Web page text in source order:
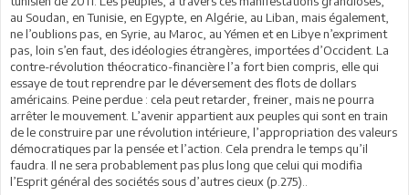
au Soudan, en Tunisie, en Egypte, en Algérie, au Liban, mais également,
ne l’oublions pas, en Syrie, au Maroc, au Yémen et en Libye n’expriment
pas, loin s’en faut, des idéologies étrangères, importées d’Occident. La
contre-révolution théocratico-financière l’a fort bien compris, elle qui
essaye de tout reprendre par le déversement des flots de dollars
américains. Peine perdue : cela peut retarder, freiner, mais ne pourra
arrêter le mouvement. L’avenir appartient aux peuples qui sont en train
de le construire par une révolution intérieure, l’appropriation des valeurs
démocratiques par la pensée et l’action. Cela prendra le temps qu’il
faudra. Il ne sera probablement pas plus long que celui qui modifia
l’Esprit général des sociétés sous d’autres cieux (p.275)..